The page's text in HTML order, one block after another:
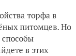
торфа в
питомцев. Но
способы
в этих